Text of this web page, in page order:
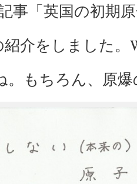
事「英国の初期
介をしました。
もちろん、原爆